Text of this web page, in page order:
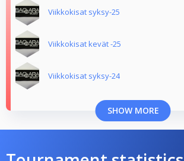
Viikkokisat syksy-25
Viikkokisat kevät -25
Viikkokisat syksy-24
SHOW MORE